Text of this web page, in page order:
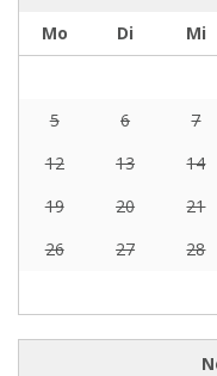
Mo
Di Mi
5
6 7
12
13 14
19
20 21
26
27 28